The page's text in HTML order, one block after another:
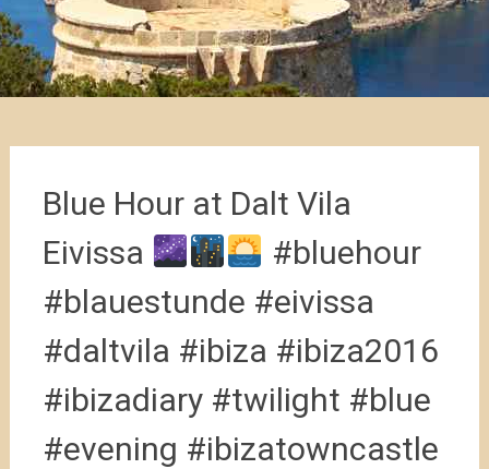
Blue Hour at Dalt Vila
Eivissa
#bluehour
#blauestunde #eivissa
#daltvila #ibiza #ibiza2016
#ibizadiary #twilight #blue
#evening #ibizatowncastle